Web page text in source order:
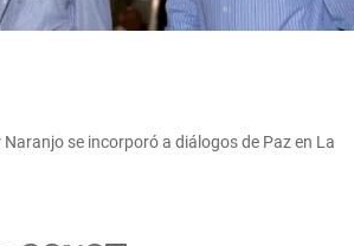
se incorporó a diálogos de Paz en La